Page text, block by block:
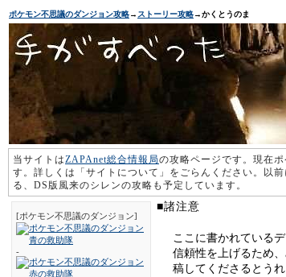
ポケモン不思議のダンジョン攻略→ ストーリー攻略→かくとうのま
当サイトはZAPAnet総合情報局の攻略ページです。現在
す。詳しくは「サイトについて」をごらんください。以前
る、DS版風来のシレンの攻略も予定しています。
[ポケモン不思議のダンジョン]
-
■諸注意
ここに書かれている
信頼性を上げるため
稿してくださるとうれ